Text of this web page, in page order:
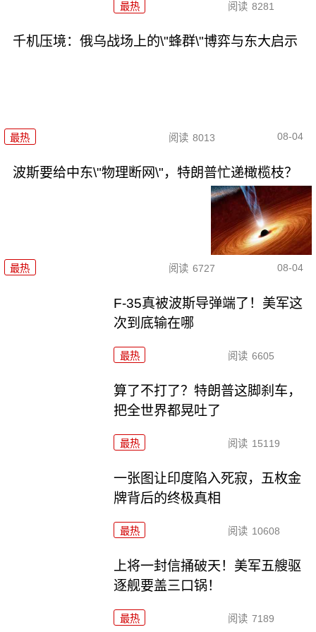
最热 阅读 8281
千机压境：俄乌战场上的\"蜂群\"博弈与东大启示
最热 阅读 8013 08-04
波斯要给中东\"物理断网\"，特朗普忙递橄榄枝？
最热 阅读 6727 08-04
F-35真被波斯导弹端了！美军这
次到底输在哪
最热 阅读 6605
算了不打了？特朗普这脚刹车，
把全世界都晃吐了
最热 阅读 15119
一张图让印度陷入死寂，五枚金
牌背后的终极真相
最热 阅读 10608
上将一封信捅破天！美军五艘驱
逐舰要盖三口锅！
最热 阅读 7189